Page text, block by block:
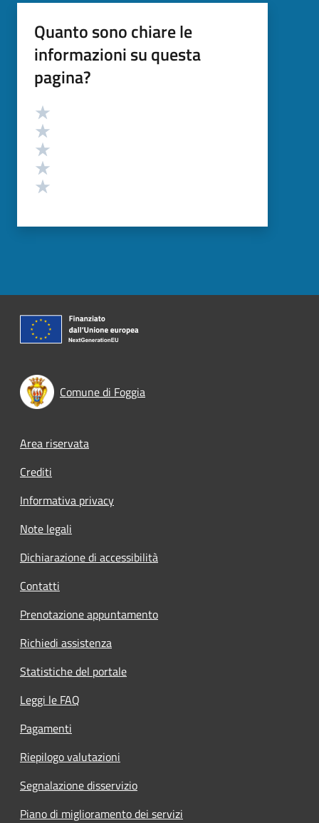
Quanto sono chiare le
informazioni su questa
pagina?
Valutazione
Comune di Foggia
Footer menu
Area riservata
Crediti
Informativa privacy
Note legali
Dichiarazione di accessibilità
Contatti
Prenotazione appuntamento
Richiedi assistenza
Statistiche del portale
Leggi le FAQ
Pagamenti
Riepilogo valutazioni
Segnalazione disservizio
Piano di miglioramento dei servizi